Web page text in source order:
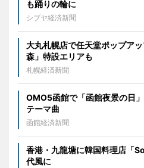
も踊りの輪に
シブヤ経済新聞
大丸札幌店で任天堂ポップア
森」特設エリアも
札幌経済新聞
OMO5函館で「函館夜景の日
テーマ曲
函館経済新聞
香港・九龍塘に韓国料理店「
代風に